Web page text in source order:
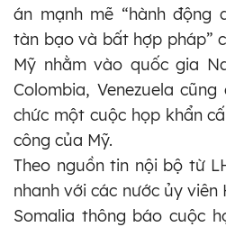
án mạnh mẽ “hành động
tàn bạo và bất hợp pháp”
Mỹ nhằm vào quốc gia
Colombia, Venezuela
chức một cuộc họp khẩn
công của Mỹ.
Theo nguồn tin nội bộ từ
nhanh với các nước ủy
Somalia thông báo cuộc